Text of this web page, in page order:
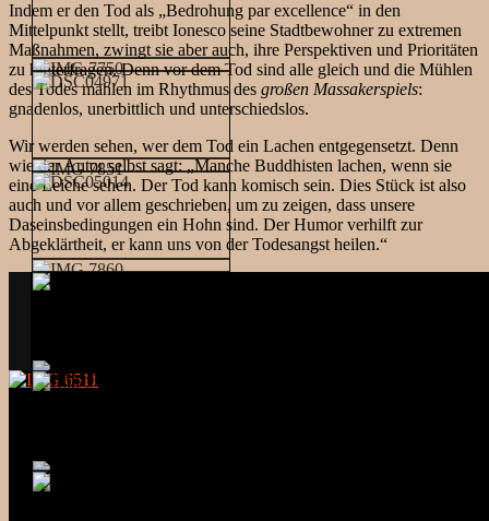
Indem er den Tod als „Bedrohung par excellence“ in den
Mittelpunkt stellt, treibt Ionesco seine Stadtbewohner zu extremen
Maßnahmen, zwingt sie aber auch, ihre Perspektiven und Prioritäten
zu hinterfragen. Denn vor dem Tod sind alle gleich und die Mühlen
des Todes mahlen im Rhythmus des großen Massakerspiels:
gnadenlos, unerbittlich und unterschiedslos.
Wir werden sehen, wer dem Tod ein Lachen entgegensetzt. Denn
wie der Autor selbst sagt: „Manche Buddhisten lachen, wenn sie
eine Leiche sehen. Der Tod kann komisch sein. Dies Stück ist also
auch und vor allem geschrieben, um zu zeigen, dass unsere
Daseinsbedingungen ein Hohn sind. Der Humor verhilft zur
Abgeklärtheit, er kann uns von der Todesangst heilen.“